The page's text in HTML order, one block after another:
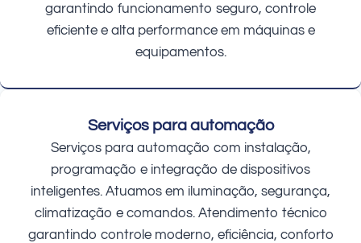
garantindo funcionamento seguro, controle
eficiente e alta performance em máquinas e
equipamentos.
Serviços para automação
Serviços para automação com instalação,
programação e integração de dispositivos
inteligentes. Atuamos em iluminação, segurança,
climatização e comandos. Atendimento técnico
garantindo controle moderno, eficiência, conforto